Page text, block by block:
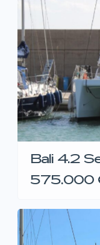
Bali 4.2
575.000